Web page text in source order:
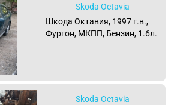
Skoda Octavia
Шкода Октавия, 1997 г.в.,
Фургон, МКПП, Бензин, 1.6л.
Skoda Octavia